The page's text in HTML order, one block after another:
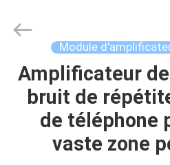
MAISON
PRODUITS
EASTLONGE
ELECTRONICS(HK)
Reserved.
Module
Amplificateur
bruit de
de téléphone
vaste zone